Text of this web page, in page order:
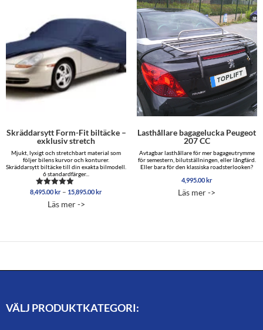
Skräddarsytt Form-Fit biltäcke –
exklusiv stretch
Mjukt, lyxigt och stretchbart material som
följer bilens kurvor och konturer.
Skräddarsytt biltäcke till din exakta bilmodell.
6 standardfärger...
Betygsatt
av 5
8,495.00kr – 15,895.00krPrisintervall:
Läs mer ->
Lasthållare bagagelucka Peugeot
207 CC
Avtagbar lasthållare för mer bagageutrymme
för semestern, bilutställningen, eller långfärd.
Eller bara för den klassiska roadsterlooken?
4,995.00kr
Läs mer ->
VÄLJ PRODUKTKATEGORI: